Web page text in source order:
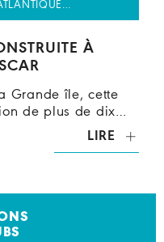
À
Grande île, cette
de plus de dix…
LIRE